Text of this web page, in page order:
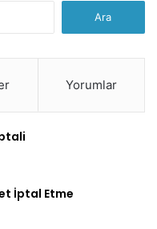
Yorumlar
İptal Etme